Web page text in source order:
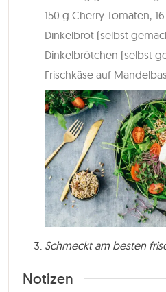
150 g Cherry Tomaten,
Dinkelbrot (selbst
Dinkelbrötchen (selbst
Frischkäse auf
Schmeckt am besten
Notizen